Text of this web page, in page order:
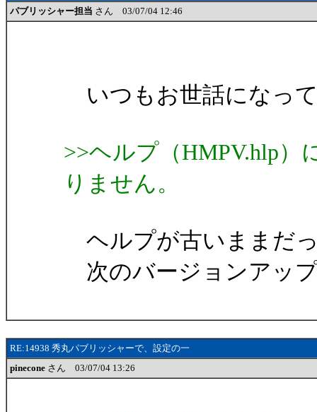
パブリッシャー担当 さん 03/07/04 12:46
いつもお世話になっ
>>ヘルプ（HMPV.hlp）
りません。
ヘルプが古いままだ
次のバージョンアッ
RE:14938 秀丸パブリッシャーで、設定の一
pinecone さん 03/07/04 13:26